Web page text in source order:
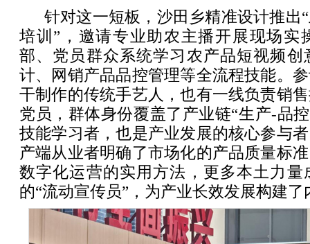
针对这一短板，沙田乡精准设计推出
培训”，邀请专业助农主播开展现场实
部、党员群众系统学习农产品短视频创
计、网销产品品控管理等全流程技能。
干制作的传统手艺人，也有一线负责销
党员，群体身份覆盖了产业链“生产-品
技能学习者，也是产业发展的核心参与
产端从业者明确了市场化的产品质量标
数字化运营的实用方法，更多本土力量
的“流动宣传员”，为产业长效发展构建